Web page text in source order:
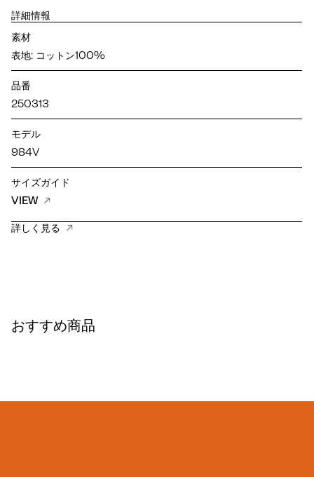
詳細情報
素材
表地: コットン100%
品番
250313
モデル
984V
サイズガイド
VIEW
詳しく見る
おすすめ商品